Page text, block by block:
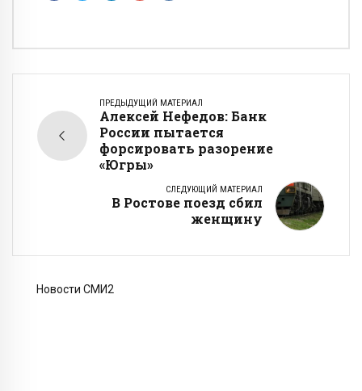
ПРЕДЫДУЩИЙ МАТЕРИАЛ
Алексей Нефедов: Банк
России пытается
форсировать разорение
«Югры»
СЛЕДУЮЩИЙ МАТЕРИАЛ
В Ростове поезд сбил
женщину
Новости СМИ2